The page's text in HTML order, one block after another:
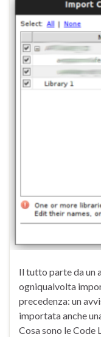
Il tutto parte da un
ogniqualvolta
precedenza: un
importata anche
Cosa sono le Code